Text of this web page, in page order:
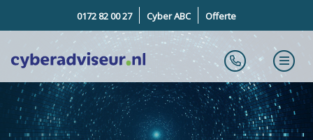
0172 82 00 27 Cyber ABC Offerte